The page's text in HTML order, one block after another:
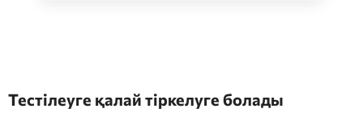
Тестілеуге қалай тіркелуге болады